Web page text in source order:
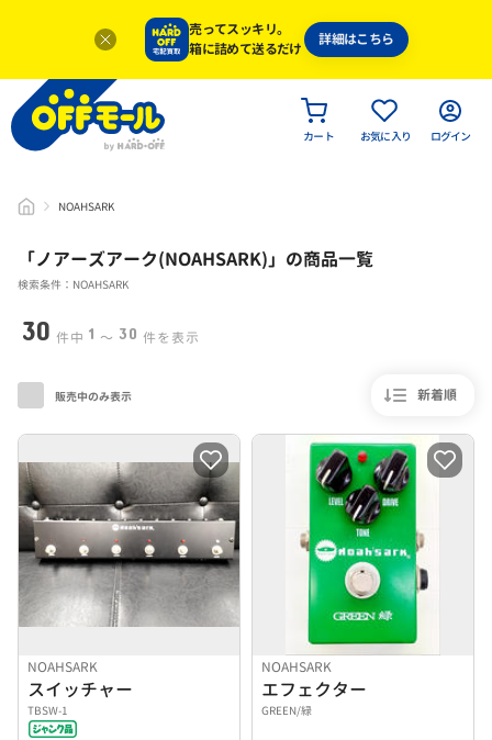
売ってスッキリ。
箱に詰めて送るだけ
詳細はこちら
カート お気に入り ログイン
NOAHSARK
「ノアーズアーク(NOAHSARK)」 の商品一覧
検索条件：NOAHSARK
30 件中 1 〜 30 件を表示
新着順
販売中のみ表示
NOAHSARK
スイッチャー
TBSW-1
NOAHSARK
エフェクター
GREEN/緑